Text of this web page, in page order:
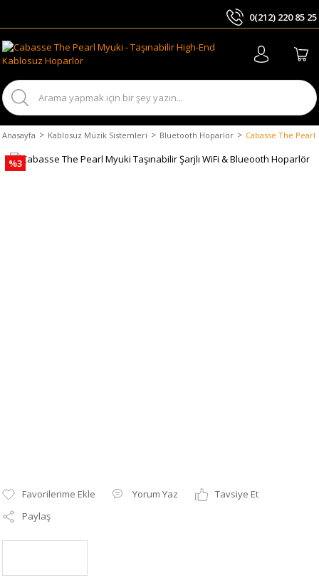
0(212) 220 85 25
Anasayfa Kablosuz Müzik Sistemleri Bluetooth Hoparlör Cabasse The
%3
Yorum Yaz
Tavsiye Et
Paylaş